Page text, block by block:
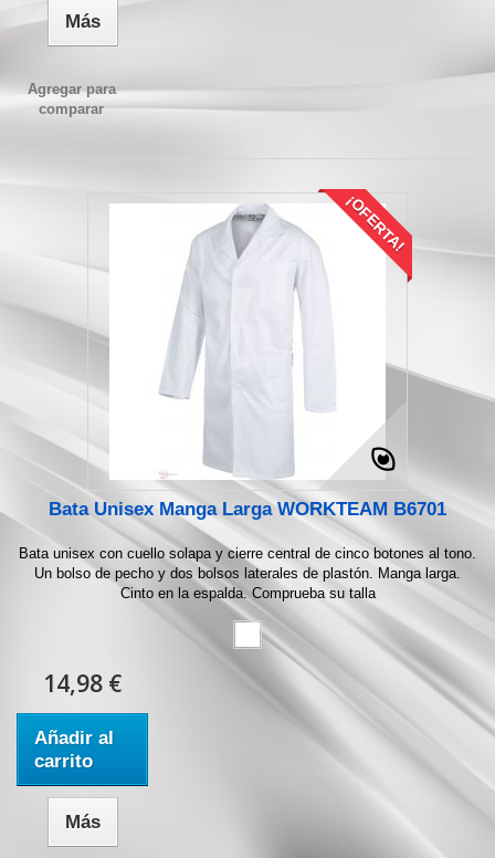
Más
Agregar para
comparar
¡OFERTA!
Bata Unisex Manga Larga WORKTEAM B6701
Bata unisex con cuello solapa y cierre central de cinco botones al tono.
Un bolso de pecho y dos bolsos laterales de plastón. Manga larga.
Cinto en la espalda. Comprueba su talla
14,98 €
Añadir al
carrito
Más